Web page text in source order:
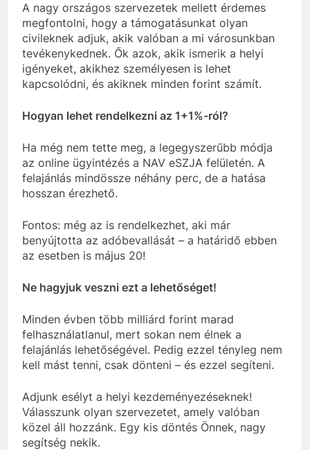
A nagy országos szervezetek mellett érdemes
megfontolni, hogy a támogatásunkat olyan
civileknek adjuk, akik valóban a mi városunkban
tevékenykednek. Ők azok, akik ismerik a helyi
igényeket, akikhez személyesen is lehet
kapcsolódni, és akiknek minden forint számít.
Hogyan lehet rendelkezni az 1+1%-ról?
Ha még nem tette meg, a legegyszerűbb módja
az online ügyintézés a NAV eSZJA felületén. A
felajánlás mindössze néhány perc, de a hatása
hosszan érezhető.
Fontos: még az is rendelkezhet, aki már
benyújtotta az adóbevallását – a határidő ebben
az esetben is május 20!
Ne hagyjuk veszni ezt a lehetőséget!
Minden évben több milliárd forint marad
felhasználatlanul, mert sokan nem élnek a
felajánlás lehetőségével. Pedig ezzel tényleg nem
kell mást tenni, csak dönteni – és ezzel segíteni.
Adjunk esélyt a helyi kezdeményezéseknek!
Válasszunk olyan szervezetet, amely valóban
közel áll hozzánk. Egy kis döntés Önnek, nagy
segítség nekik.